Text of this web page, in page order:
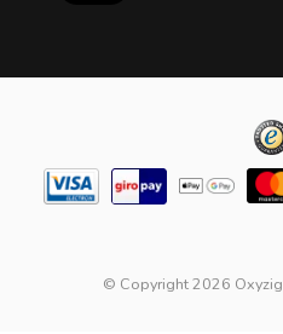
© Copyright 2026 Oxyzig